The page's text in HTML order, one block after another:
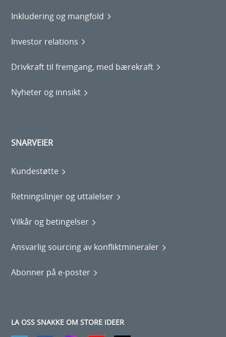
Inkludering og mangfold
Investor relations
Drivkraft til fremgang, med bærekraft
Nyheter og innsikt
SNARVEIER
Kundestøtte
Retningslinjer og uttalelser
Vilkår og betingelser
Ansvarlig sourcing av konfliktmineraler
Abonner på e-poster
LA OSS SNAKKE OM STORE IDEER